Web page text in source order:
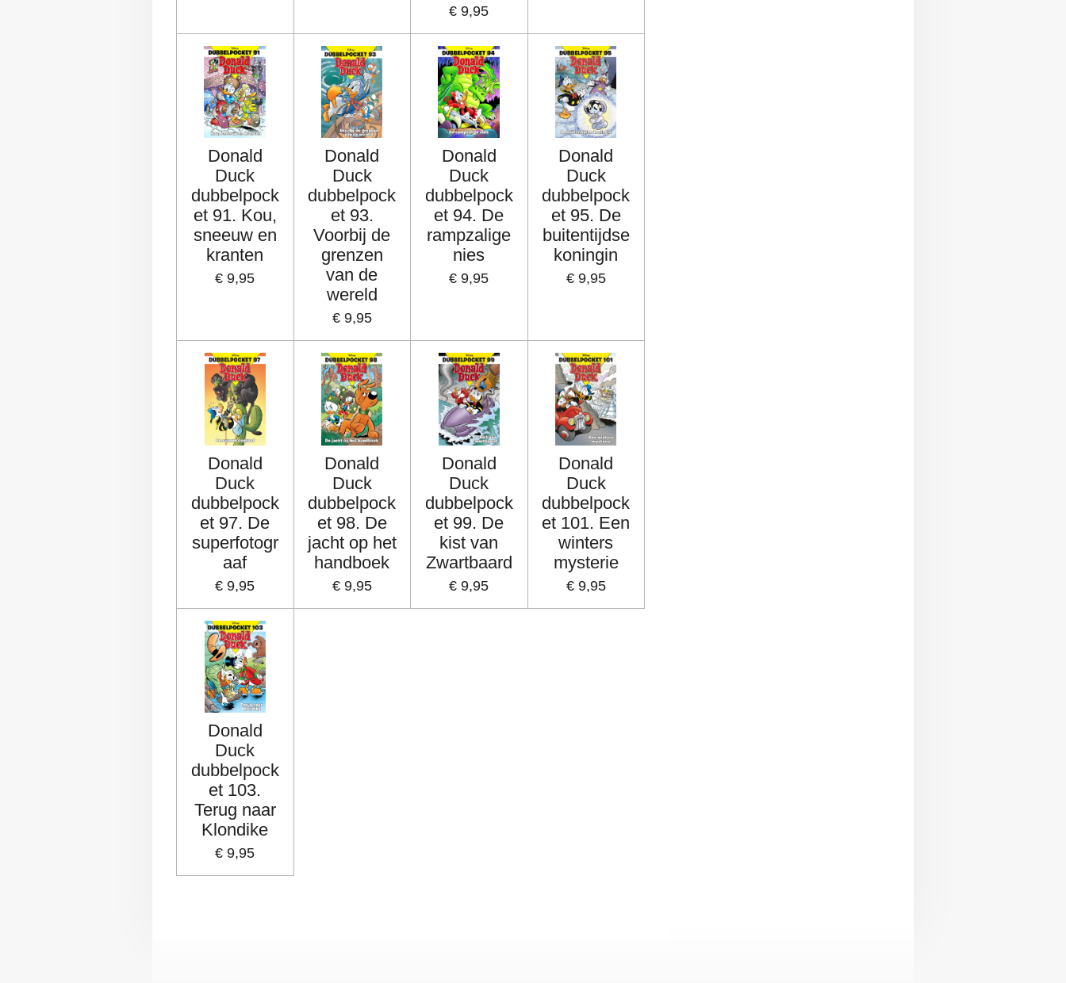
€ 9,95
Donald
Duck
dubbelpock
et 91. Kou,
sneeuw en
kranten
€ 9,95
Donald
Duck
dubbelpock
et 93.
Voorbij de
grenzen
van de
wereld
€ 9,95
Donald
Duck
dubbelpock
et 94. De
rampzalige
nies
€ 9,95
Donald
Duck
dubbelpock
et 95. De
buitentijdse
koningin
€ 9,95
Donald
Duck
dubbelpock
et 97. De
superfotogr
aaf
€ 9,95
Donald
Duck
dubbelpock
et 98. De
jacht op het
handboek
€ 9,95
Donald
Duck
dubbelpock
et 99. De
kist van
Zwartbaard
€ 9,95
Donald
Duck
dubbelpock
et 101. Een
winters
mysterie
€ 9,95
Donald
Duck
dubbelpock
et 103.
Terug naar
Klondike
€ 9,95